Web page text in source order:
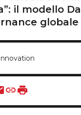
il modello
globale